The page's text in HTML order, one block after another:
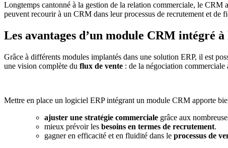
Longtemps cantonné à la gestion de la relation commerciale, le CRM
peuvent recourir à un CRM dans leur processus de recrutement et de
Les avantages d’un module CRM intégré à
Grâce à différents modules implantés dans une solution ERP, il est
une vision complète du flux de vente : de la négociation commerciale
Mettre en place un logiciel ERP intégrant un module CRM apporte
ajuster une stratégie commerciale grâce aux
mieux prévoir les besoins en termes de recrutement.
gagner en efficacité et en fluidité dans le processus de